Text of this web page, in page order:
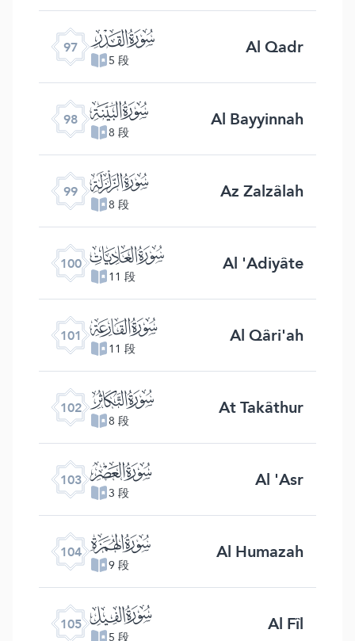
97 ﰎ
5 段 Al Qadr
98 ﰏ
8 段 Al Bayyinnah
99 ﰐ
8 段 Az Zalzâlah
100 ﰑ
11 段 Al 'Adiyâte
101 ﰒ
11 段 Al Qâri'ah
102 ﰓ
8 段 At Takâthur
103 ﰔ
3 段 Al 'Asr
104 ﰕ
9 段 Al Humazah
105 ﰖ Al Fîl